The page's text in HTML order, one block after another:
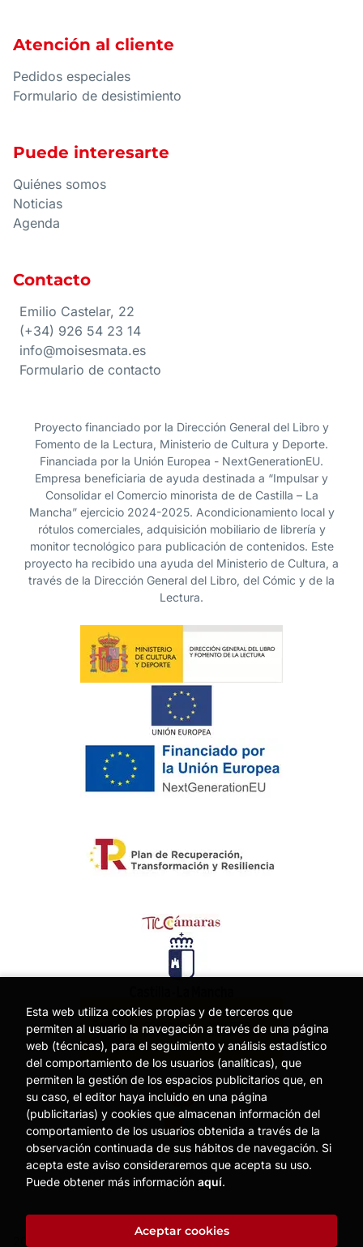
Atención al cliente
Pedidos especiales
Formulario de desistimiento
Puede interesarte
Quiénes somos
Noticias
Agenda
Contacto
Emilio Castelar, 22
(+34) 926 54 23 14
info@moisesmata.es
Formulario de contacto
Proyecto financiado por la Dirección General del Libro y
Fomento de la Lectura, Ministerio de Cultura y Deporte.
Financiada por la Unión Europea - NextGenerationEU.
Empresa beneficiaria de ayuda destinada a “Impulsar y
Consolidar el Comercio minorista de de Castilla – La
Mancha” ejercicio 2024-2025. Acondicionamiento local y
rótulos comerciales, adquisición mobiliario de librería y
monitor tecnológico para publicación de contenidos. Este
proyecto ha recibido una ayuda del Ministerio de Cultura, a
través de la Dirección General del Libro, del Cómic y de la
Lectura.
. Todos los Derechos Reservados |
Esta web utiliza cookies propias y de terceros que
permiten al usuario la navegación a través de una página
web (técnicas), para el seguimiento y análisis estadístico
del comportamiento de los usuarios (analíticas), que
permiten la gestión de los espacios publicitarios que, en
su caso, el editor haya incluido en una página
(publicitarias) y cookies que almacenan información del
comportamiento de los usuarios obtenida a través de la
observación continuada de sus hábitos de navegación. Si
acepta este aviso consideraremos que acepta su uso.
Puede obtener más información aquí.
Aceptar cookies